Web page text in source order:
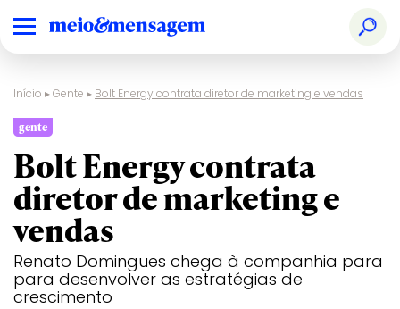
Início ▸Gente ▸ Bolt Energy contrata diretor de marketing e vendas
gente
Bolt Energy contrata
diretor de marketing e
vendas
Renato Domingues chega à companhia para
para desenvolver as estratégias de
crescimento